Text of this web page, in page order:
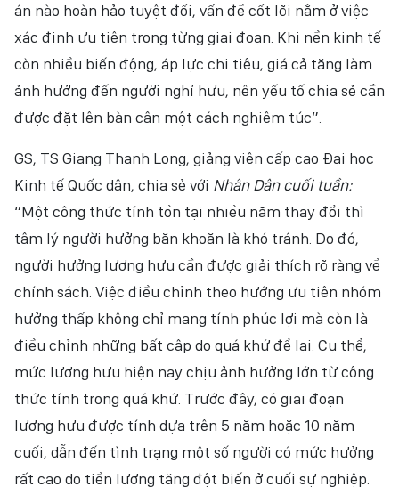
án nào hoàn hảo tuyệt đối, vấn đề cốt lõi nằm ở việc
xác định ưu tiên trong từng giai đoạn. Khi nền kinh tế
còn nhiều biến động, áp lực chi tiêu, giá cả tăng làm
ảnh hưởng đến người nghỉ hưu, nên yếu tố chia sẻ cần
được đặt lên bàn cân một cách nghiêm túc”.
GS, TS Giang Thanh Long, giảng viên cấp cao Đại học
Kinh tế Quốc dân, chia sẻ với Nhân Dân cuối tuần:
“Một công thức tính tồn tại nhiều năm thay đổi thì
tâm lý người hưởng băn khoăn là khó tránh. Do đó,
người hưởng lương hưu cần được giải thích rõ ràng về
chính sách. Việc điều chỉnh theo hướng ưu tiên nhóm
hưởng thấp không chỉ mang tính phúc lợi mà còn là
điều chỉnh những bất cập do quá khứ để lại. Cụ thể,
mức lương hưu hiện nay chịu ảnh hưởng lớn từ công
thức tính trong quá khứ. Trước đây, có giai đoạn
lương hưu được tính dựa trên 5 năm hoặc 10 năm
cuối, dẫn đến tình trạng một số người có mức hưởng
rất cao do tiền lương tăng đột biến ở cuối sự nghiệp.